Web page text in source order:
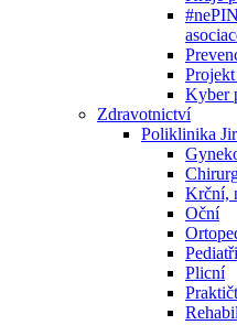
Kyber
Zdravotnictví
Poliklinika
Krční,
Oční
Pediatři
Plicní